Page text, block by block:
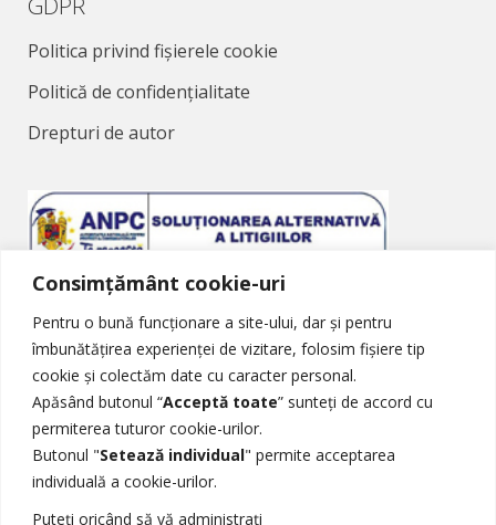
Consimțământ cookie-uri
Pentru o bună funcționare a site-ului, dar și pentru
îmbunătățirea experienței de vizitare, folosim fișiere tip
cookie și colectăm date cu caracter personal.
Apăsând butonul “Acceptă toate” sunteți de accord cu
permiterea tuturor cookie-urilor.
Butonul "Setează individual" permite acceptarea
individuală a cookie-urilor.
Puteți oricând să vă administrați
GDPR
Politica privind fișierele cookie
Politică de confidențialitate
Drepturi de autor
Soluționarea Alternativă a Litigiilor
Soluționarea Online a Litigiilor